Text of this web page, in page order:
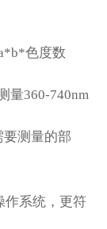
色度数
量360-740nm
测量的部
作系统，更符